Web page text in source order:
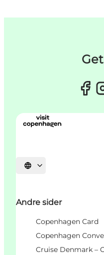
Select language
Andre sider
Copenhagen Card
Copenhagen
Cruise Denmark –